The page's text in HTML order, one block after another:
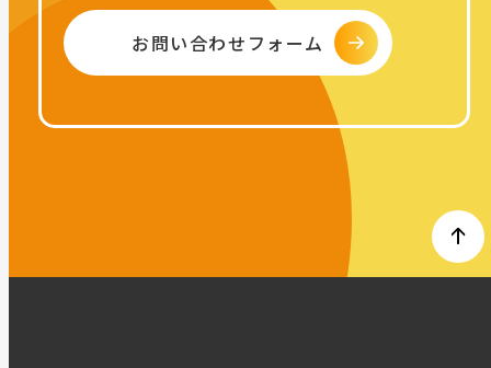
お問い合わせフォーム